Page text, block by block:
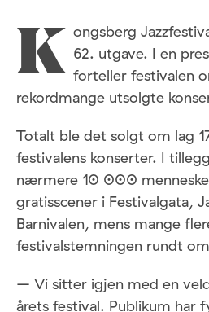
K ongsberg
62. utgave. I en
forteller festivalen
rekordmange utsolgte
Totalt ble det solgt om lag
festivalens konserter. I
nærmere 10 000
gratisscener i Festivalgata,
Barnivalen, mens mange
festivalstemningen rundt
– Vi sitter igjen med en
årets festival. Publikum har